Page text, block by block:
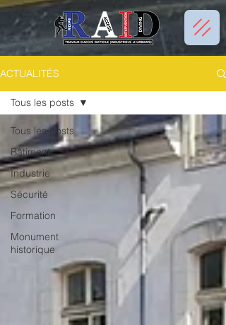
ACTUALITÉS
Tous les posts
Bâtiment
Industrie
Sécurité
Formation
Monument
historique
Tous les posts